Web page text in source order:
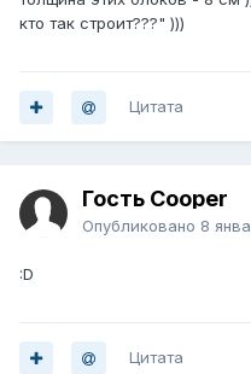
кто так строит???" )))
Цитата
Гость Cooper
Опубликовано 8
:D
Цитата